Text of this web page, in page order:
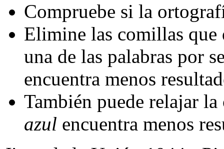
Compruebe si la
Elimine las comillas que
una de las palabras por
encuentra menos
También puede relajar
azul encuentra menos